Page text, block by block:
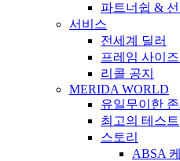
파트너쉽 &
서비스
전세계 딜러
프레임 사이즈
리콜 공지
MERIDA WORLD
유일무이한 존
최고의 테스트
스토리
ABSA